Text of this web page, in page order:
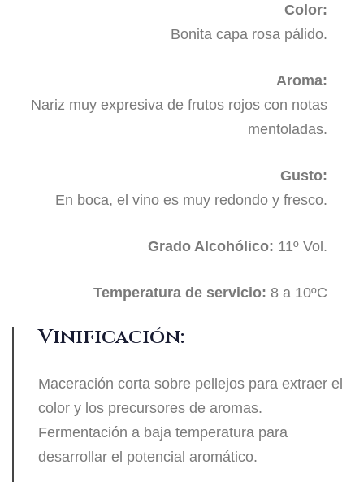
Color:
Bonita capa rosa pálido.
Aroma:
Nariz muy expresiva de frutos rojos con notas
mentoladas.
Gusto:
En boca, el vino es muy redondo y fresco.
Grado Alcohólico: 11º Vol.
Temperatura de servicio: 8 a 10ºC
Vinificación:
Maceración corta sobre pellejos para extraer el
color y los precursores de aromas.
Fermentación a baja temperatura para
desarrollar el potencial aromático.